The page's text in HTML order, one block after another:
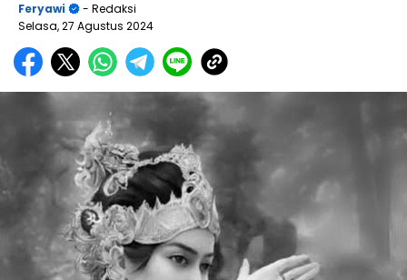
Feryawi
- Redaksi
Selasa, 27 Agustus 2024